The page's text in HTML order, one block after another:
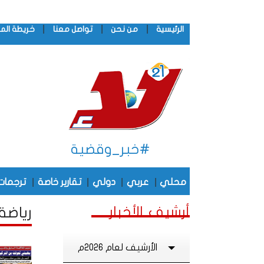
الرئيسية من نحن تواصل معنا خريطة
#خبر_وقضية
محلي عربي دولي تقارير خاصة
أرشيف الأخبار
الأرشيف لعام 2026م